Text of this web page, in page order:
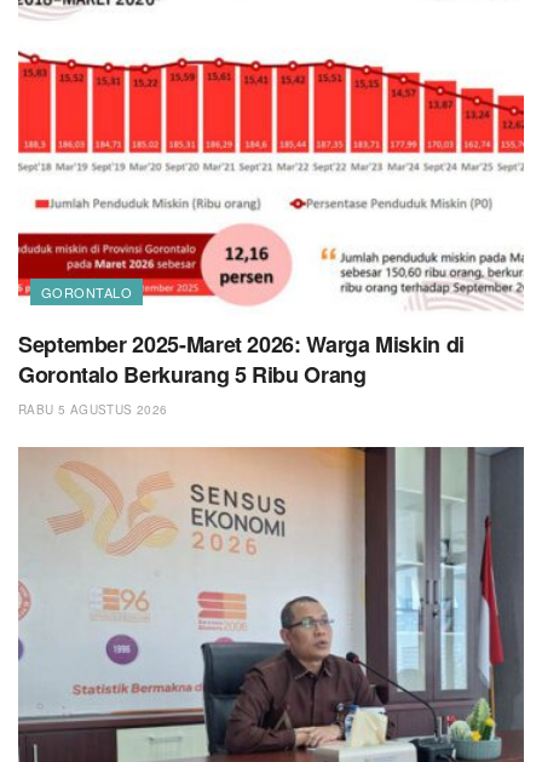
GORONTALO
September 2025-Maret 2026: Warga Miskin di
Gorontalo Berkurang 5 Ribu Orang
RABU 5 AGUSTUS 2026